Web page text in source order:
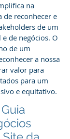
na
de reconhecer e
de um
de negócios. O
de um
a nossa
valor para
para um
e equitativo.